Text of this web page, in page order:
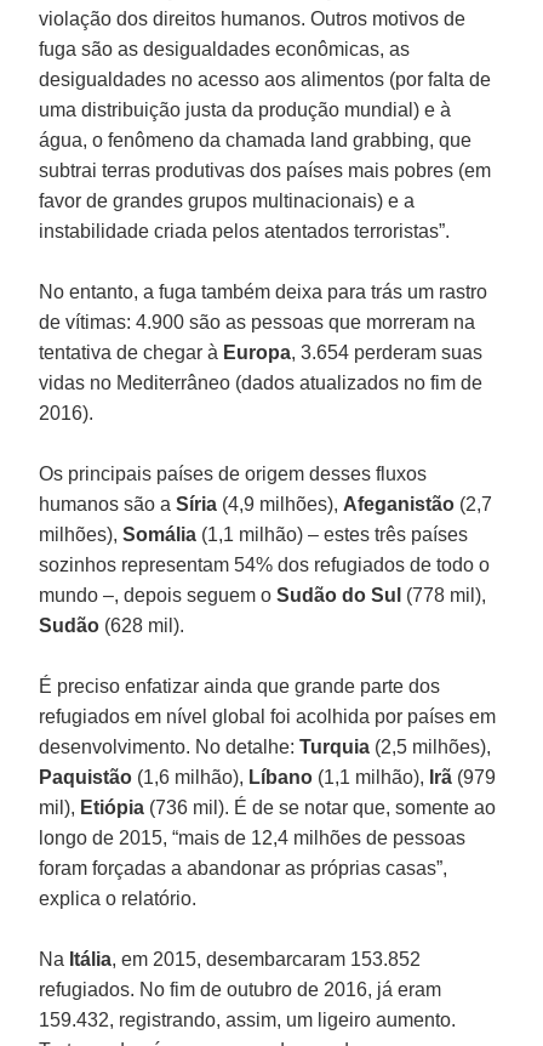
violação dos direitos humanos. Outros motivos de
fuga são as desigualdades econômicas, as
desigualdades no acesso aos alimentos (por falta de
uma distribuição justa da produção mundial) e à
água, o fenômeno da chamada land grabbing, que
subtrai terras produtivas dos países mais pobres (em
favor de grandes grupos multinacionais) e a
instabilidade criada pelos atentados terroristas”.
No entanto, a fuga também deixa para trás um rastro
de vítimas: 4.900 são as pessoas que morreram na
tentativa de chegar à Europa, 3.654 perderam suas
vidas no Mediterrâneo (dados atualizados no fim de
2016).
Os principais países de origem desses fluxos
humanos são aSíria (4,9 milhões), Afeganistão (2,7
milhões),Somália (1,1 milhão) – estes três países
sozinhos representam 54% dos refugiados de todo o
mundo –, depois seguem oSudão do Sul (778 mil),
Sudão (628 mil).
É preciso enfatizar ainda que grande parte dos
refugiados em nível global foi acolhida por países em
desenvolvimento. No detalhe:Turquia (2,5 milhões),
Paquistão (1,6 milhão), Líbano (1,1 milhão), Irã (979
mil), Etiópia (736 mil). É de se notar que, somente ao
longo de 2015, “mais de 12,4 milhões de pessoas
foram forçadas a abandonar as próprias casas”,
explica o relatório.
Na Itália, em 2015, desembarcaram 153.852
refugiados. No fim de outubro de 2016, já eram
159.432, registrando, assim, um ligeiro aumento.